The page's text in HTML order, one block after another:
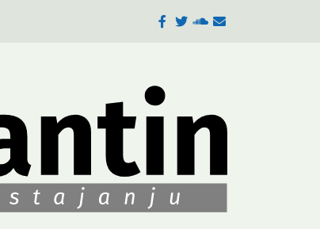
Facebook
TwitterSoundCloud